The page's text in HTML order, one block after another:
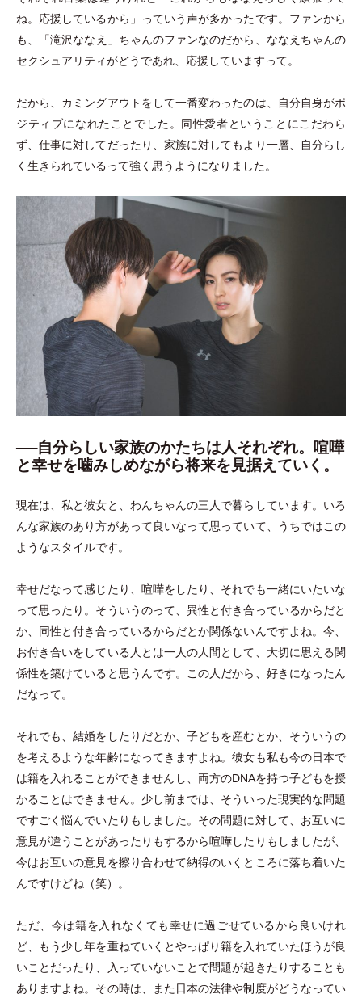
ね。応援しているから 」
っていう声が多かったです。ファンから
も、
「滝沢ななえ 」 ちゃんのファンなのだから、ななえちゃんの
セクシュアリティがどうであれ、応援していますって。
だから、カミングアウトをして一番変わったのは、自分自身がポ
ジティブになれたことでした。同性愛者ということにこだわら
ず、仕事に対してだったり、家族に対してもより一層、自分らし
く生きられているって強く思うようになりました。
──自分らしい家族のかたちは人それぞれ。喧嘩
と幸せを噛みしめながら将来を見据えていく。
現在は、私と彼女と、わんちゃんの三人で暮らしています。いろ
んな家族のあり方があって良いなって思っていて、うちではこの
ようなスタイルです。
幸せだなって感じたり、喧嘩をしたり、それでも一緒にいたいな
って思ったり。そういうのって、異性と付き合っているからだと
か、同性と付き合っているからだとか関係ないんですよね。今、
お付き合いをしている人とは一人の人間として、大切に思える関
係性を築けていると思うんです。この人だから、好きになったん
だなって。
それでも、結婚をしたりだとか、子どもを産むとか、そういうの
を考えるような年齢になってきますよね。彼女も私も今の日本で
は籍を入れることができませんし、両方のDNAを持つ子どもを授
かることはできません。少し前までは、そういった現実的な問題
ですごく悩んでいたりもしました。その問題に対して、お互いに
意見が違うことがあったりもするから喧嘩したりもしましたが、
今はお互いの意見を擦り合わせて納得のいくところに落ち着いた
んですけどね （笑） 。
ただ、今は籍を入れなくても幸せに過ごせているから良いけれ
ど、もう少し年を重ねていくとやっぱり籍を入れていたほうが良
いことだったり、入っていないことで問題が起きたりすることも
ありますよね。その時は、また日本の法律や制度がどうなってい